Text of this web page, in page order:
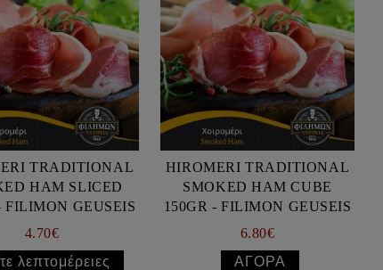
TRADITIONAL
HAM SLICED
100GR - FILIMON GEUSEIS
4.70€
λεπτομέρειες
HIROMERI TRADITIONAL
SMOKED HAM CUBE
150GR - FILIMON GEUSEIS
6.80€